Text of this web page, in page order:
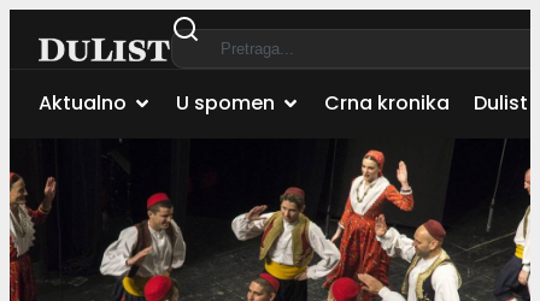
Aktualno U spomen Crna kronika Dulist